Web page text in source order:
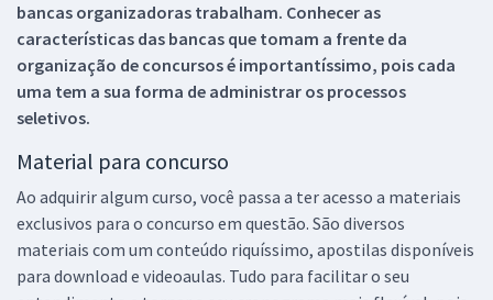
bancas organizadoras trabalham. Conhecer as
características das bancas que tomam a frente da
organização de concursos é importantíssimo, pois cada
uma tem a sua forma de administrar os processos
seletivos.
Material para concurso
Ao adquirir algum curso, você passa a ter acesso a materiais
exclusivos para o concurso em questão. São diversos
materiais com um conteúdo riquíssimo, apostilas disponíveis
para download e videoaulas. Tudo para facilitar o seu